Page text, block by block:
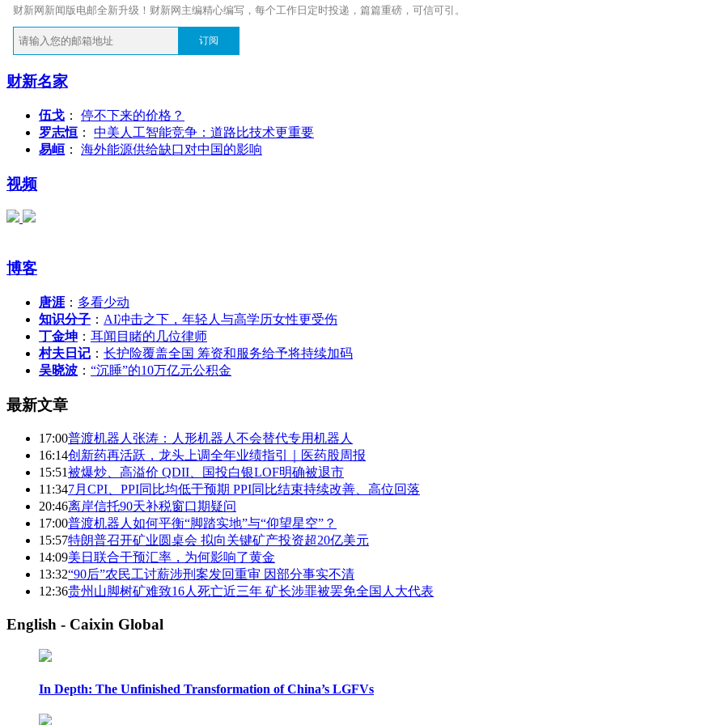
财新网新闻版电邮全新升级！财新网主编精心编写，每个工作日定时投递，篇篇重磅，可信可引。
订阅
财新名家
伍戈 ： 停不下来的价格？
罗志恒 ： 中美人工智能竞争：道路比技术更重要
易峘 ： 海外能源供给缺口对中国的影响
视频
博客
唐涯 ： 多看少动
知识分子 ： AI冲击之下，年轻人与高学历女性更受伤
丁金坤 ： 耳闻目睹的几位律师
村夫日记 ： 长护险覆盖全国 筹资和服务给予将持续加码
吴晓波 ： “沉睡”的10万亿元公积金
最新文章
17:00普渡机器人张涛：人形机器人不会替代专用机器人
16:14创新药再活跃，龙头上调全年业绩指引｜医药股周报
15:51被爆炒、高溢价 QDII、国投白银LOF明确被退市
11:347月CPI、PPI同比均低于预期 PPI同比结束持续改善、高位回落
20:46离岸信托90天补税窗口期疑问
17:00普渡机器人如何平衡“脚踏实地”与“仰望星空”？
15:57特朗普召开矿业圆桌会 拟向关键矿产投资超20亿美元
14:09美日联合干预汇率，为何影响了黄金
13:32“90后”农民工讨薪涉刑案发回重审 因部分事实不清
12:36贵州山脚树矿难致16人死亡近三年 矿长涉罪被罢免全国人大代表
English - Caixin Global
In Depth: The Unfinished Transformation of China’s LGFVs